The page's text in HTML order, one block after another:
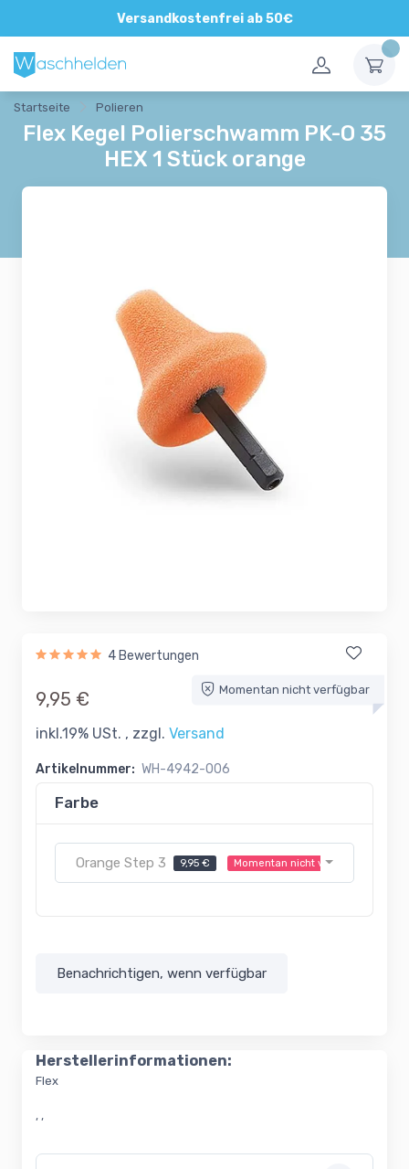
Versandkostenfrei ab 50€
Direkte und persönliche Beratung
Startseite Polieren
Flex Kegel Polierschwamm PK-O 35
HEX 1 Stück orange
4 Bewertungen
Momentan nicht verfügbar
9,95 €
inkl.19% USt. , zzgl. Versand
Artikelnummer: WH-4942-006
Farbe
Orange Step 3 9,95 € Momentan nicht verfügbar
Benachrichtigen, wenn verfügbar
Herstellerinformationen:
Flex
, ,